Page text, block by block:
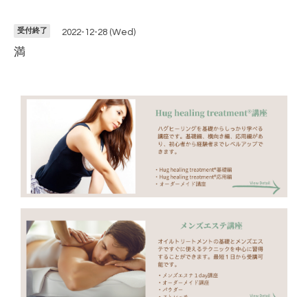
受付終了 2022-12-28 (Wed)
満